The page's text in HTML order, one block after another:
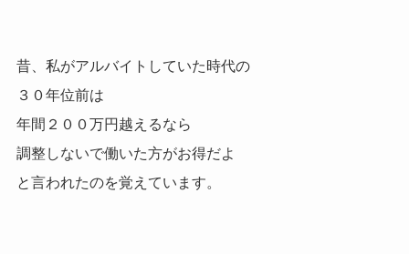
昔、私がアルバイトしていた時代の
３０年位前は
年間２００万円越えるなら
調整しないで働いた方がお得だよ
と言われたのを覚えています。